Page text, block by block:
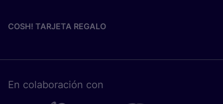
COSH! TARJETA REGALO
En cola­bo­ra­ción con